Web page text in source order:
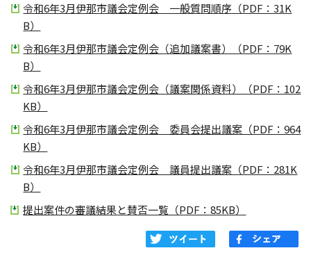
令和6年3月伊那市議会定例会 一般質問順序（PDF：31K
B）
令和6年3月伊那市議会定例会（追加議案書）（PDF：79K
B）
令和6年3月伊那市議会定例会（議案関係資料）（PDF：102
KB）
令和6年3月伊那市議会定例会 委員会提出議案（PDF：964
KB）
令和6年3月伊那市議会定例会 議員提出議案（PDF：281K
B）
提出案件の審議結果と賛否一覧（PDF：85KB）